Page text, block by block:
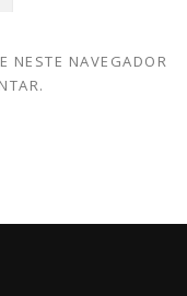
NESTE NAVEGADOR